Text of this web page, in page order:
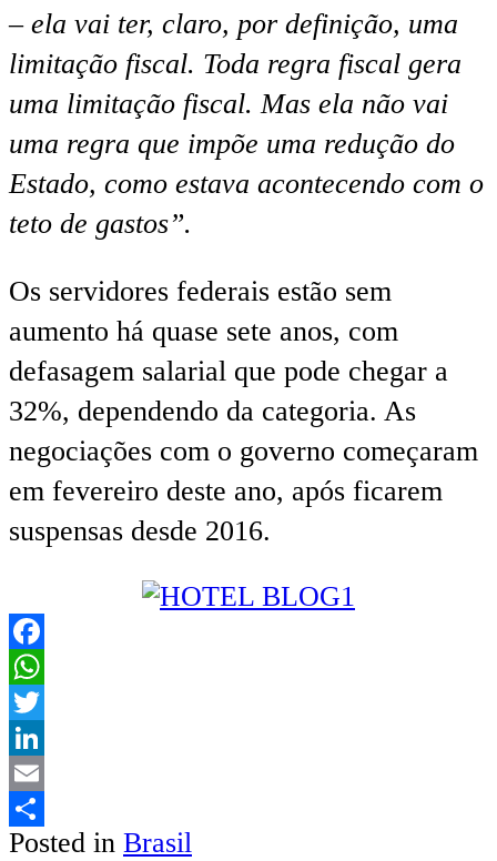
– ela vai ter, claro, por definição, uma
limitação fiscal. Toda regra fiscal gera
uma limitação fiscal. Mas ela não vai
uma regra que impõe uma redução do
Estado, como estava acontecendo com o
teto de gastos”.
Os servidores federais estão sem
aumento há quase sete anos, com
defasagem salarial que pode chegar a
32%, dependendo da categoria. As
negociações com o governo começaram
em fevereiro deste ano, após ficarem
suspensas desde 2016.
Facebook
WhatsApp
Twitter
LinkedIn
Email
Share
Posted in Brasil